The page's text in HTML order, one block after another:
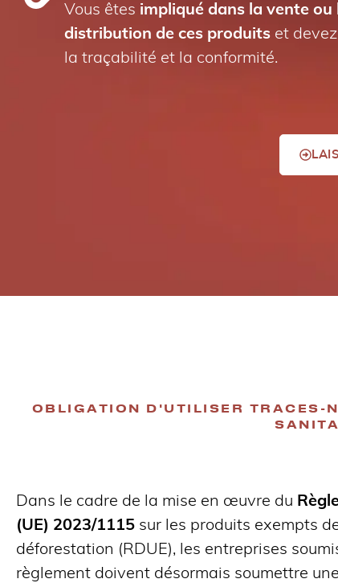
Vous êtes impliqué dans la vente ou
distribution de ces produits et
la traçabilité et la conformité.
OBLIGATION D'UTILISER TRACES-
Dans le cadre de la mise en œuvre du
(UE) 2023/1115 sur les produits exempts
déforestation (RDUE), les entreprises
règlement doivent désormais soumettre une